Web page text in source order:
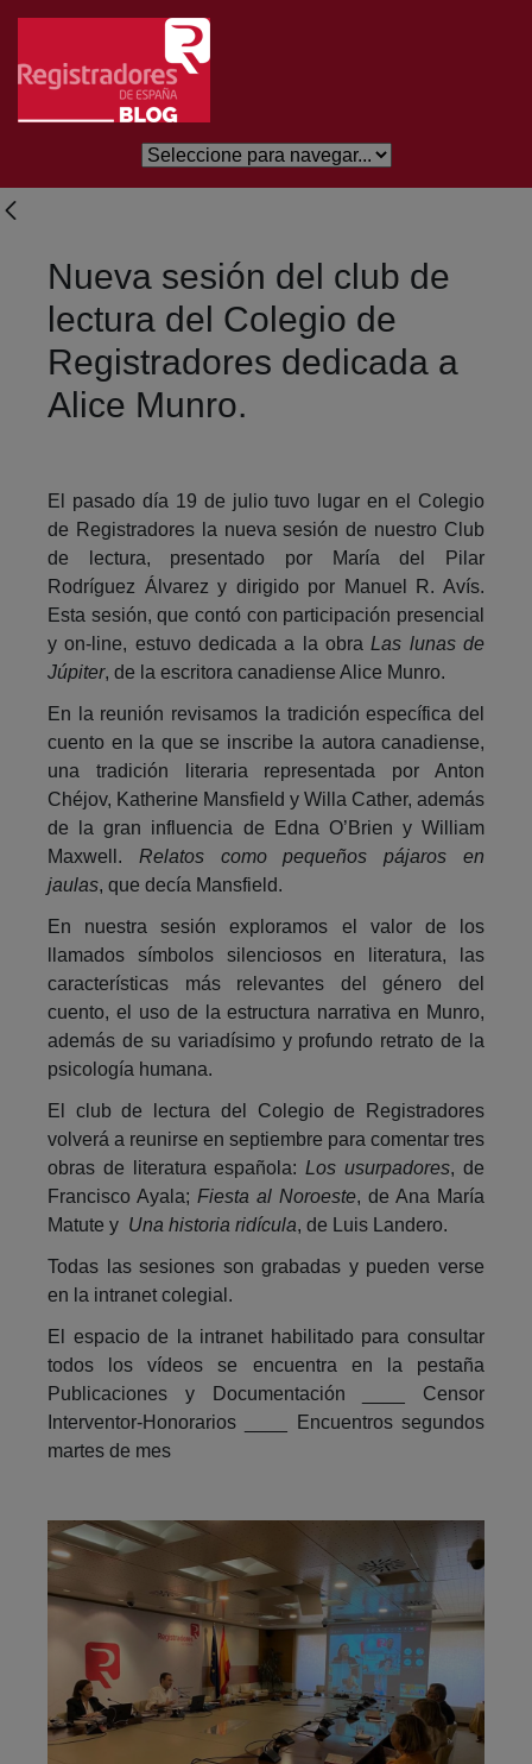
Saltar al contenido principal
Nueva sesión del club de
lectura del Colegio de
Registradores dedicada a
Alice Munro.
El pasado día 19 de julio tuvo lugar en el Colegio
de Registradores la nueva sesión de nuestro Club
de lectura, presentado por María del Pilar
Rodríguez Álvarez y dirigido por Manuel R. Avís.
Esta sesión, que contó con participación presencial
y on-line, estuvo dedicada a la obraLas lunas de
Júpiter, de la escritora canadiense Alice Munro.
En la reunión revisamos la tradición específica del
cuento en la que se inscribe la autora canadiense,
una tradición literaria representada por Anton
Chéjov, Katherine Mansfield y Willa Cather, además
de la gran influencia de Edna O’Brien y William
Maxwell. Relatos como pequeños pájaros en
jaulas, que decía Mansfield.
En nuestra sesión exploramos el valor de los
llamados símbolos silenciosos en literatura, las
características más relevantes del género del
cuento, el uso de la estructura narrativa en Munro,
además de su variadísimo y profundo retrato de la
psicología humana.
El club de lectura del Colegio de Registradores
volverá a reunirse en septiembre para comentar tres
obras de literatura española:Los usurpadores, de
Francisco Ayala; Fiesta al Noroeste, de Ana María
Matute y Una historia ridícula, de Luis Landero.
Todas las sesiones son grabadas y pueden verse
en la intranet colegial.
El espacio de la intranet habilitado para consultar
todos los vídeos se encuentra en la pestaña
Publicaciones y Documentación ____ Censor
Interventor-Honorarios ____ Encuentros segundos
martes de mes